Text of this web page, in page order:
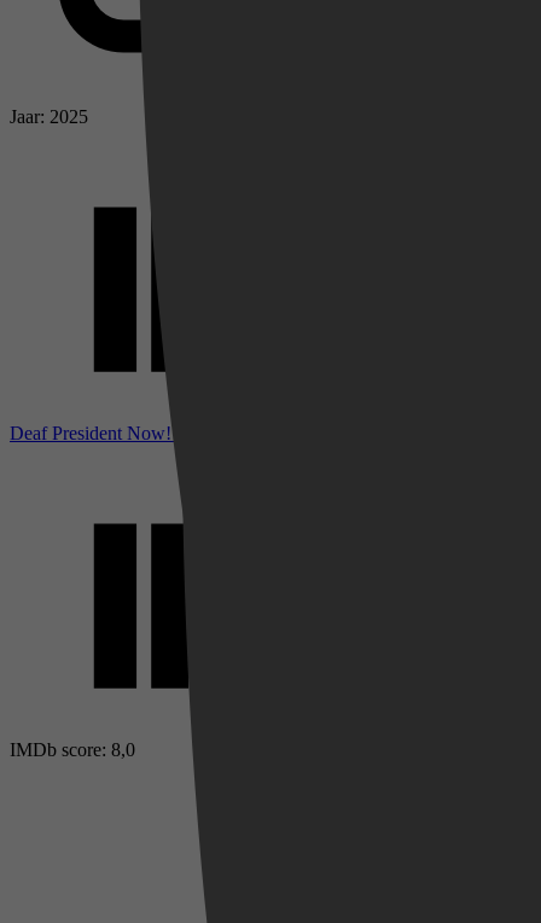
Jaar: 2025
Deaf President Now! bij IMDb
IMDb score: 8,0